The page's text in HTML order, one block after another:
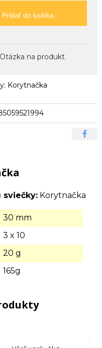
Pridať do košíka
Otázka na produkt
Korytnačka
sviečky: Korytnačka
30 mm
3 x 10
20 g
165g